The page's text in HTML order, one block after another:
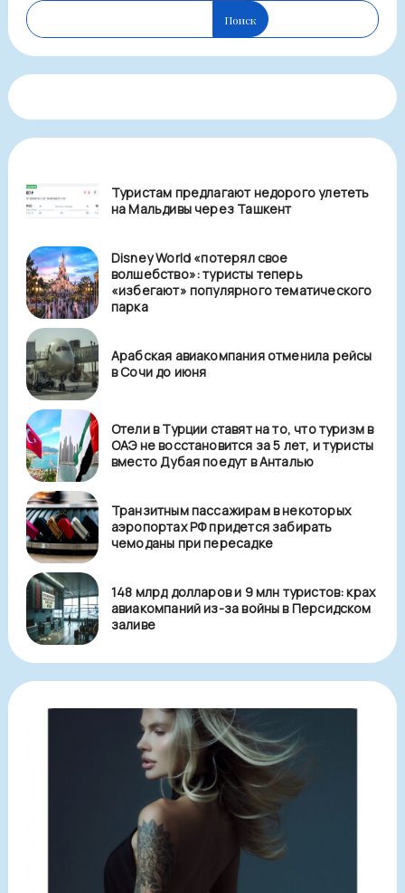
Поиск
Туристам предлагают недорого улететь
на Мальдивы через Ташкент
Disney World «потерял свое
волшебство»: туристы теперь
«избегают» популярного тематического
парка
Арабская авиакомпания отменила рейсы
в Сочи до июня
Отели в Турции ставят на то, что туризм в
ОАЭ не восстановится за 5 лет, и туристы
вместо Дубая поедут в Анталью
Транзитным пассажирам в некоторых
аэропортах РФ придется забирать
чемоданы при пересадке
148 млрд долларов и 9 млн туристов: крах
авиакомпаний из-за войны в Персидском
заливе